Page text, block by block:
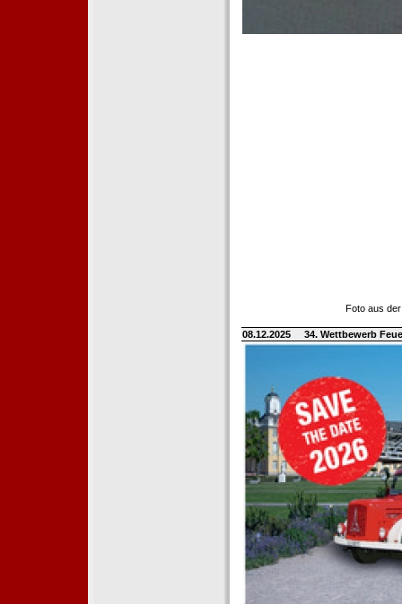
Foto aus
08.12.2025 34. Wettbewerb